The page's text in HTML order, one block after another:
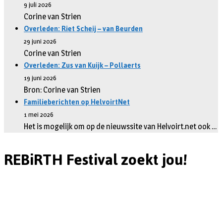
9 juli 2026
Corine van Strien
Overleden: Riet Scheij – van Beurden
29 juni 2026
Corine van Strien
Overleden: Zus van Kuijk – Pollaerts
19 juni 2026
Bron: Corine van Strien
Familieberichten op HelvoirtNet
1 mei 2026
Het is mogelijk om op de nieuwssite van Helvoirt.net ook …
REBiRTH Festival zoekt jou!